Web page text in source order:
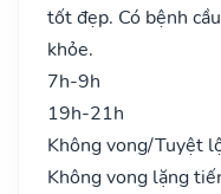
tốt đẹp. Có bệnh
khỏe.
7h-9h
19h-21h
Không vong/Tuyệt
Không vong lặng